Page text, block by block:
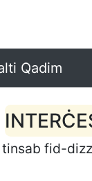
Qadim
fid-